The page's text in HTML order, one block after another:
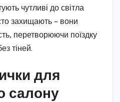
чутливі до світла
захищають – вони
перетворюючи поїздку
тіней.
для
салону